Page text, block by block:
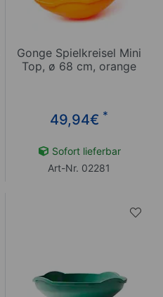
Gonge Spielkreisel Mini
Top, ø 68 cm, orange
49,94€ *
Sofort lieferbar
Art-Nr. 02281